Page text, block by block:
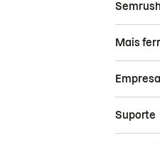
Semrush
Mais
Empresa
Suporte